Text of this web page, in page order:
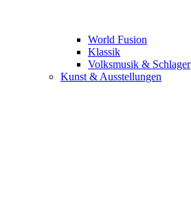
World Fusion
Klassik
Volksmusik & Schlager
Kunst & Ausstellungen